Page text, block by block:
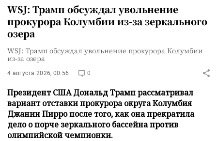
WSJ: Трамп обсуждал увольнение
прокурора Колумбии из-за зеркального
озера
WSJ: Трамп обсуждал увольнение прокурора Колумбии
из-за озера
4 августа 2026, 00:56 0
Президент США Дональд Трамп рассматривал
вариант отставки прокурора округа Колумбия
Джанин Пирро после того, как она прекратила
дело о порче зеркального бассейна против
олимпийской чемпионки.